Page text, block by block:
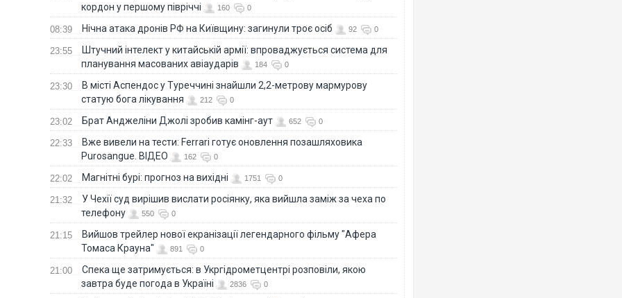
кордон у першому півріччі
160 0
08:39 Нічна атака дронів РФ на Київщину: загинули троє осіб 92 0
23:55
Штучний інтелект у китайській армії: впроваджується система для
планування масованих авіаударів
184 0
23:30
В місті Аспендос у Туреччині знайшли 2,2-метрову мармурову
статую бога лікування
212 0
23:02 Брат Анджеліни Джолі зробив камінг-аут 652 0
22:33
Вже вивели на тести: Ferrari готує оновлення позашляховика
Purosangue. ВІДЕО
162 0
22:02 Магнітні бурі: прогноз на вихідні 1751 0
21:32
У Чехії суд вирішив вислати росіянку, яка вийшла заміж за чеха по
телефону
550 0
21:15
Вийшов трейлер нової екранізації легендарного фільму "Афера
Томаса Крауна"
891 0
21:00
Спека ще затримується: в Укргідрометцентрі розповіли, якою
завтра буде погода в Україні
2836 0